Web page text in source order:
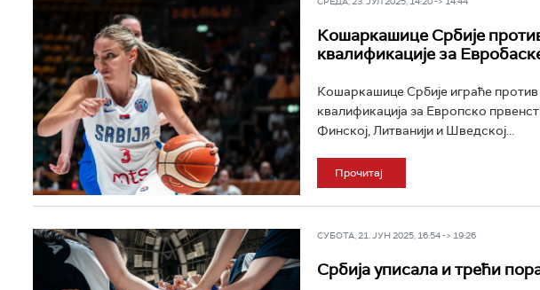
Кошаркашице Србије
квалификације за
Кошаркашице Србије играће
квалификација за Европско
Финској, Литванији и Шведској...
Прочитај
СУБОТА, 21. ЈУН 2025, 16:54 -> 19:26
Србија уписала и трећи